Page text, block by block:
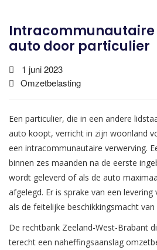
Intracommunautaire
auto door particulier
1 juni 2023
Omzetbelasting
Een particulier, die in een andere
auto koopt, verricht in zijn woonland
een intracommunautaire verwerving.
binnen zes maanden na de eerste
wordt geleverd of als de auto
afgelegd. Er is sprake van een
als de feitelijke beschikkingsmacht
De rechtbank Zeeland-West-Brabant
terecht een naheffingsaanslag